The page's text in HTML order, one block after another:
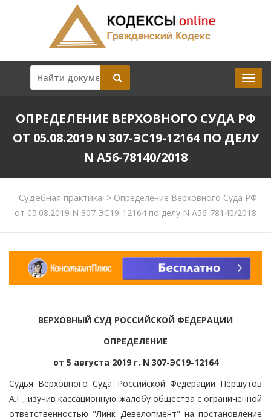
ОПРЕДЕЛЕНИЕ ВЕРХОВНОГО СУДА РФ
ОТ 05.08.2019 N 307-ЭС19-12164 ПО ДЕЛУ
N А56-78140/2018
Судебная практика >Определение Верховного Суда РФ
от 05.08.2019 N 307-ЭС19-12164 по делу N А56-78140/2018
ВЕРХОВНЫЙ СУД РОССИЙСКОЙ ФЕДЕРАЦИИ
ОПРЕДЕЛЕНИЕ
от 5 августа 2019 г. N 307-ЭС19-12164
Судья Верховного Суда Российской Федерации Першутов
А.Г., изучив кассационную жалобу общества с ограниченной
ответственностью "Линк Девелопмент" на постановление